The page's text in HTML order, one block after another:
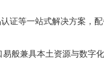
证等一站式解决方案，
般兼具本土资源与数字